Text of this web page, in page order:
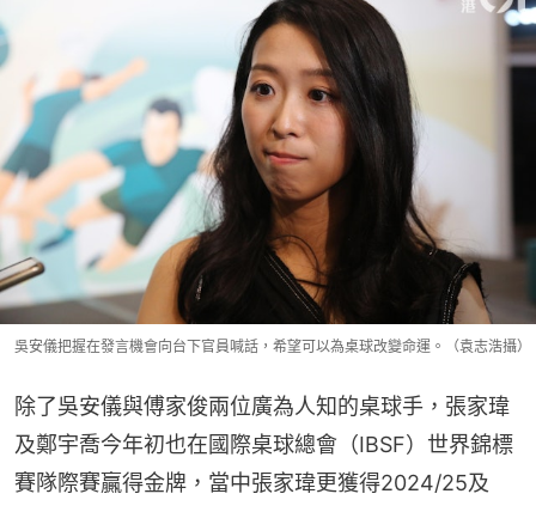
吳安儀把握在發言機會向台下官員喊話，希望可以為桌球改變命運。（袁志浩攝）
除了吳安儀與傅家俊兩位廣為人知的桌球手，張家瑋
及鄭宇喬今年初也在國際桌球總會（IBSF）世界錦標
賽隊際賽贏得金牌，當中張家瑋更獲得2024/25及